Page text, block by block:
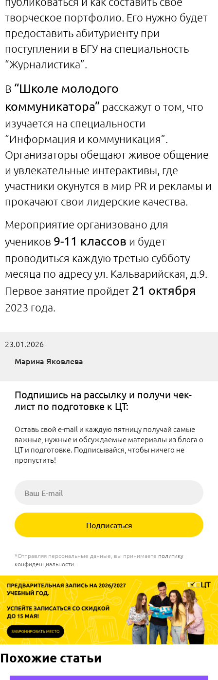
творческое портфолио. Его нужно будет
предоставить абитуриенту при
поступлении в БГУ на специальность
“Журналистика”.
В “Школе молодого
коммуникатора” расскажут о том, что
изучается на специальности
“Информация и коммуникация”.
Организаторы обещают живое общение
и увлекательные интерактивы, где
участники окунутся в мир PR и рекламы и
прокачают свои лидерские качества.
Мероприятие организовано для
учеников 9-11 классов и будет
проводиться каждую третью субботу
месяца по адресу ул. Кальварийская, д.9.
Первое занятие пройдет 21 октября
2023 года.
23.01.2026
Марина Яковлева
Подпишись на рассылку и получи чек-
лист по подготовке к ЦТ:
Оставь свой e-mail и каждую пятницу получай самые
важные, нужные и обсуждаемые материалы из блога о
ЦТ и подготовке. Подписывайся, чтобы ничего не
пропустить!
Подписаться
*Отправляя персональные данные, вы принимаете политику
конфиденциальности
Похожие статьи